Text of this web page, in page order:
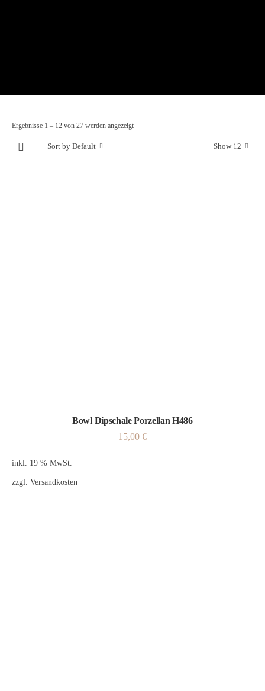
Ergebnisse 1 – 12 von 27 werden angezeigt
Show 12
Sort by Default
Bowl Dipschale Porzellan H486
15,00 €
inkl. 19 % MwSt.
zzgl. Versandkosten